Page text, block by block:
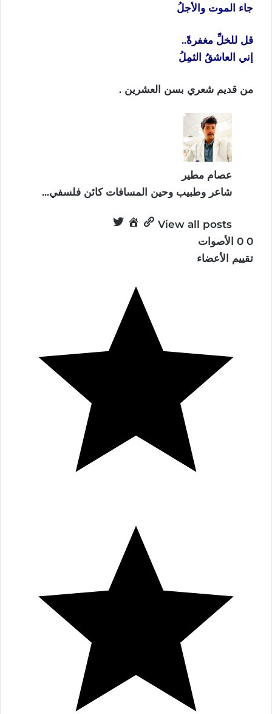
جاء الموت والأجلُ
قل للخلِّ مغفرةً..
إني العاشقُ الثمِلُ
من قديم شعري بسن العشرين .
عصام مطير
شاعر وطبيب وحين المسافات كائن فلسفي...
View all posts
0
0 الأصوات
تقييم الأعضاء